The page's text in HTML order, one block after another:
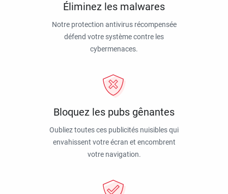
Éliminez les malwares
Notre protection antivirus récompensée
défend votre système contre les
cybermenaces.
Bloquez les pubs gênantes
Oubliez toutes ces publicités nuisibles qui
envahissent votre écran et encombrent
votre navigation.